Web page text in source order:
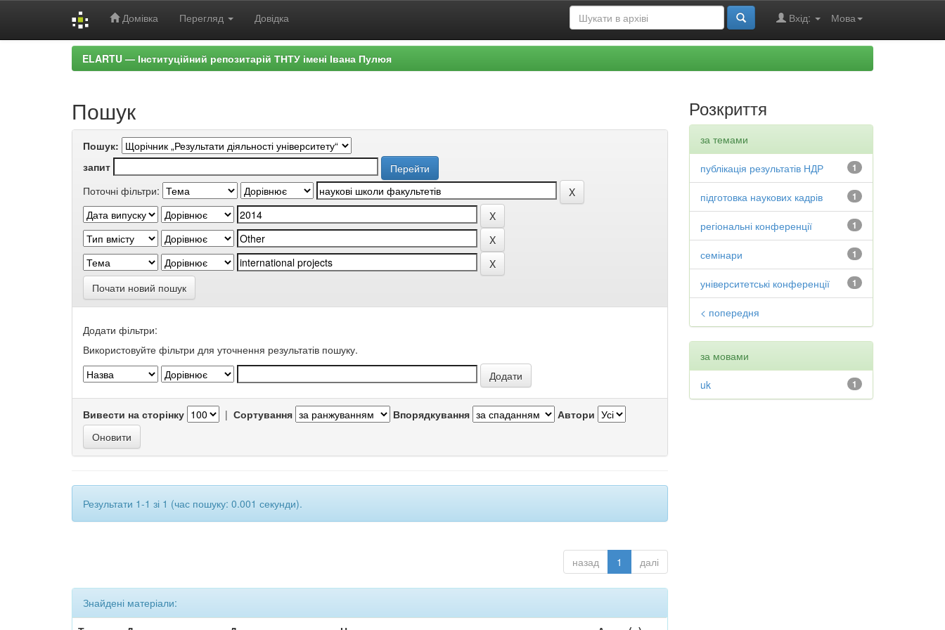
Домівка Перегляд Довідка Мова
Вхід:
ELARTU — Інституційний репозитарій ТНТУ імені Івана Пулюя
Пошук
Пошук:
запит
Поточні фільтри:
Почати новий пошук
Додати фільтри:
Використовуйте фільтри для уточнення результатів пошуку.
Вивести на сторінку | Сортування Впорядкування Автори
Результати 1-1 зі 1 (час пошуку: 0.001 секунди).
назад 1 далі
Знайдені матеріали:
Розкриття
за темами
1
публікація результатів НДР
1
підготовка наукових кадрів
1
регіональні конференції
1
семінари
1
університетські конференції
< попередня
за мовами
1
uk